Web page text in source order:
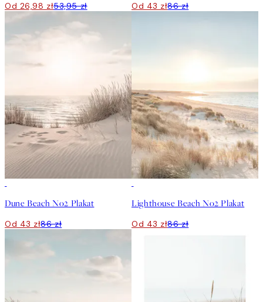
Od 26,98 zł53,95 zł Od 43 zł86 zł
Dune Beach No2 Plakat
Od 43 zł86 zł
Lighthouse Beach No2 Plakat
Od 43 zł86 zł